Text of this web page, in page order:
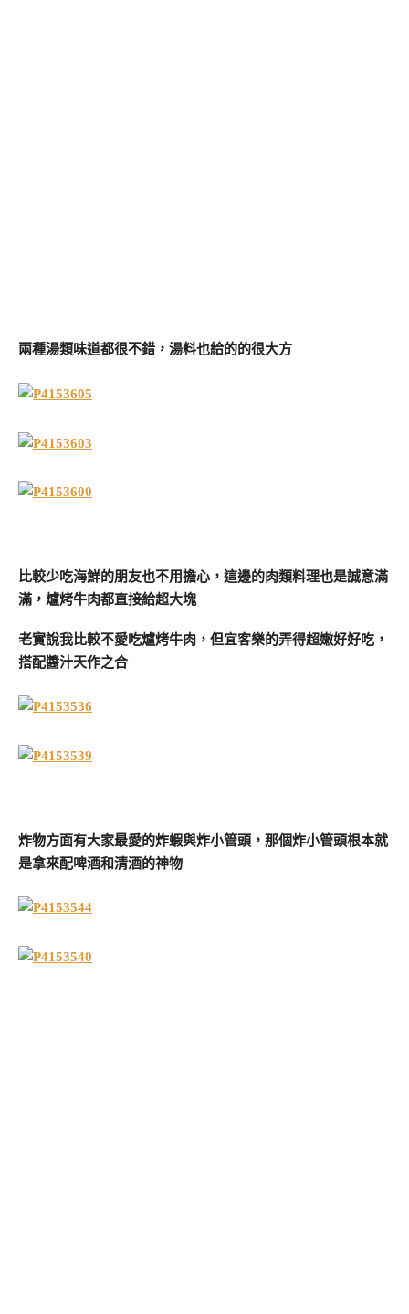
兩種湯類味道都很不錯，湯料也給的的很大方
比較少吃海鮮的朋友也不用擔心，這邊的肉類料理也是誠意滿
滿，爐烤牛肉都直接給超大塊
老實說我比較不愛吃爐烤牛肉，但宜客樂的弄得超嫩好好吃，
搭配醬汁天作之合
炸物方面有大家最愛的炸蝦與炸小管頭，那個炸小管頭根本就
是拿來配啤酒和清酒的神物